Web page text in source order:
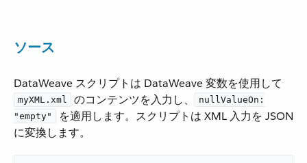
ソース
DataWeave スクリプトは DataWeave 変数を使用して ​
myXML.xml ​ のコンテンツを入力し、​
nullValueOn:
"empty"
​ を適用します。スクリプトは XML 入力を JSON
に変換します。